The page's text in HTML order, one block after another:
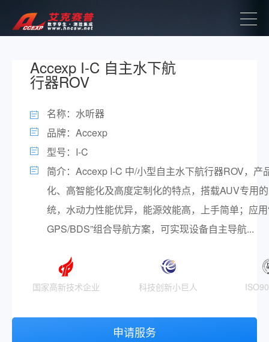
Accexp I-C 自主水下航
行器ROV
名称：水听器
品牌：Accexp
型号：I-C
简介：Accexp I-C 中/小型自主水下航行器ROV，产
化、高智能化及高度定制化的特点，搭载AUV专用
统，水动力性能优异，能源效能高，上手简单；应
GPS/BDS”组合导航方案，可实现设备自主导航...
国家高新技术企业 科技创新小巨人
申请服务